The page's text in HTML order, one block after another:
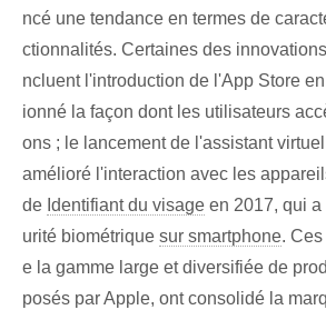
ncé une tendance en termes de
ctionnalités. Certaines des
ncluent l'introduction de l'App Store
ionné la façon dont les utilisateurs
ons ; le lancement de l'assistant
amélioré l'interaction avec les
de Identifiant du visage en 2017, qui
urité biométrique sur smartphone.
e⁣ la gamme large et diversifiée de
posés par Apple, ont consolidé la